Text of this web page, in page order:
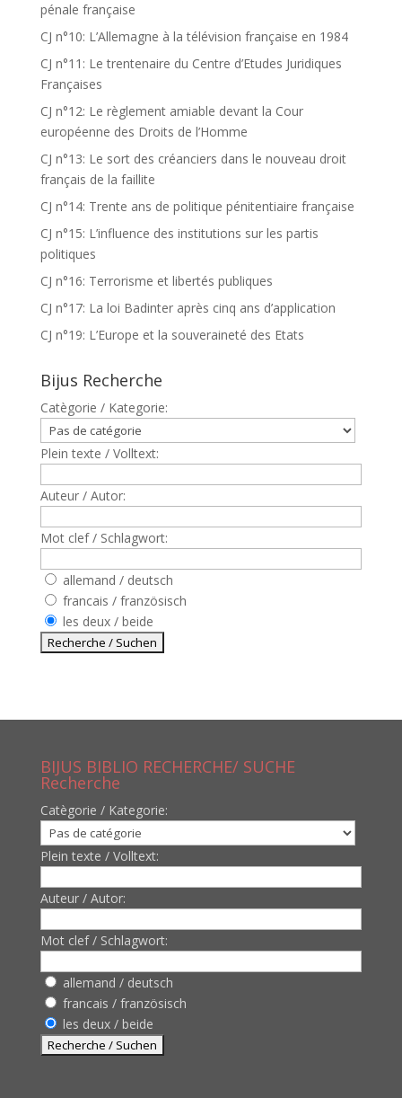
pénale française
CJ n°10: L’Allemagne à la télévision française en 1984
CJ n°11: Le trentenaire du Centre d’Etudes Juridiques
Françaises
CJ n°12: Le règlement amiable devant la Cour
européenne des Droits de l’Homme
CJ n°13: Le sort des créanciers dans le nouveau droit
français de la faillite
CJ n°14: Trente ans de politique pénitentiaire française
CJ n°15: L’influence des institutions sur les partis
politiques
CJ n°16: Terrorisme et libertés publiques
CJ n°17: La loi Badinter après cinq ans d’application
CJ n°19: L’Europe et la souveraineté des Etats
Bijus Recherche
Catègorie / Kategorie:
Plein texte / Volltext:
Auteur / Autor:
Mot clef / Schlagwort:
allemand / deutsch
francais / französisch
les deux / beide
BIJUS BIBLIO RECHERCHE/ SUCHE
Recherche
Catègorie / Kategorie:
Plein texte / Volltext:
Auteur / Autor:
Mot clef / Schlagwort:
allemand / deutsch
francais / französisch
les deux / beide